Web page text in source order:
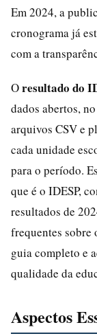
Em 2024, a
cronograma já
com a
Oresultado do
dados abertos,
arquivos CSV e
cada unidade
para o período.
que é o IDESP,
resultados de
frequentes sobre
guia completo e
qualidade da
Aspectos